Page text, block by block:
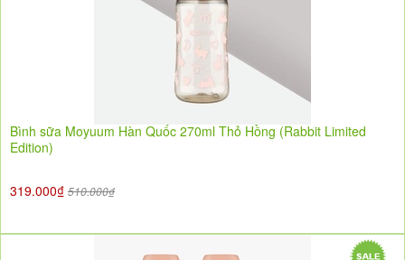
Bình sữa Moyuum Hàn Quốc 270ml Thỏ Hồng (Rabbit Limited
Edition)
319.000₫ 510.000₫